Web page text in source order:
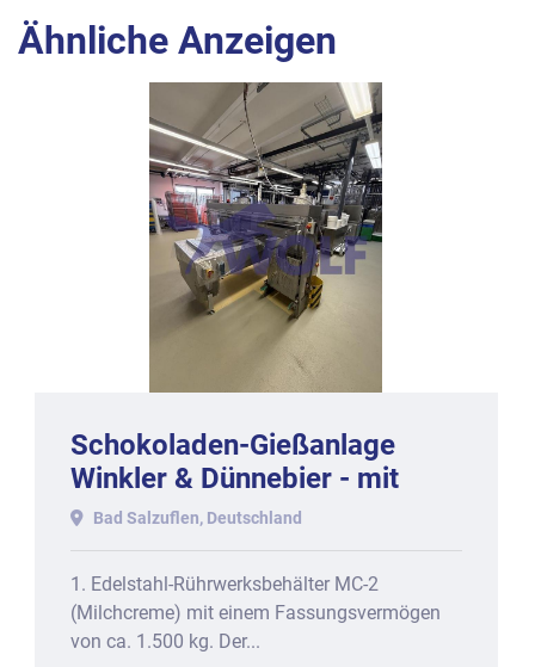
Ähnliche Anzeigen
Schokoladen-Gießanlage
Winkler & Dünnebier - mit
One-Shot + Triple-Shot-
Funktion, bestehend aus
Bad Salzuflen, Deutschland
1. Edelstahl-Rührwerksbehälter MC-2
(Milchcreme) mit einem Fassungsvermögen
von ca. 1.500 kg. Der...